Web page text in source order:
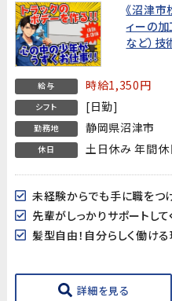
《沼津市
ィーの加
など）
給与 時給1,350円
シフト [日勤]
勤務地 静岡県沼津市
休日 土日休み 年間
未経験からでも手に職をつ
先輩がしっかりサポートし
髪型自由！自分らしく働け
詳細を見る